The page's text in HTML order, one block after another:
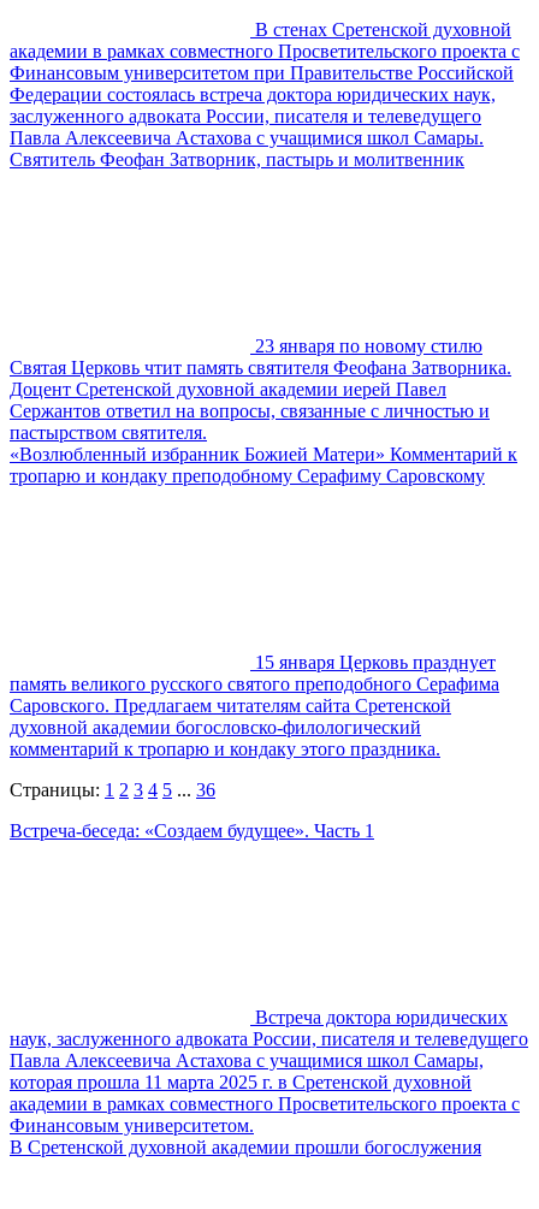
В стенах Сретенской духовной
академии в рамках совместного Просветительского проекта с
Финансовым университетом при Правительстве Российской
Федерации состоялась встреча доктора юридических наук,
заслуженного адвоката России, писателя и телеведущего
Павла Алексеевича Астахова с учащимися школ Самары.
Святитель Феофан Затворник, пастырь и молитвенник
23 января по новому стилю
Святая Церковь чтит память святителя Феофана Затворника.
Доцент Сретенской духовной академии иерей Павел
Сержантов ответил на вопросы, связанные с личностью и
пастырством святителя.
«Возлюбленный избранник Божией Матери» Комментарий к
тропарю и кондаку преподобному Серафиму Саровскому
15 января Церковь празднует
память великого русского святого преподобного Серафима
Саровского. Предлагаем читателям сайта Сретенской
духовной академии богословско-филологический
комментарий к тропарю и кондаку этого праздника.
Страницы: 1 2 3 4 5 ... 36
Встреча-беседа: «Создаем будущее». Часть 1
Встреча доктора юридических
наук, заслуженного адвоката России, писателя и телеведущего
Павла Алексеевича Астахова с учащимися школ Самары,
которая прошла 11 марта 2025 г. в Сретенской духовной
академии в рамках совместного Просветительского проекта с
Финансовым университетом.
В Сретенской духовной академии прошли богослужения